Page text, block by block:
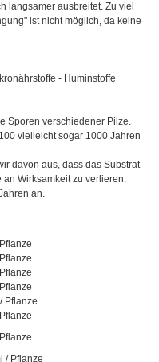
langsamer ausbreitet. Zu viel
ist nicht möglich, da keine
- Huminstoffe
Sporen verschiedener Pilze.
vielleicht sogar 1000 Jahren
davon aus, dass das Substrat
Wirksamkeit zu verlieren.
an.
Pflanze
/ Pflanze